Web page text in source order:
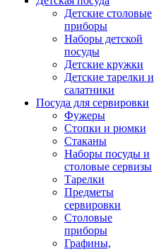
Детские столовые
приборы
Наборы детской
посуды
Детские кружки
Детские тарелки и
салатники
Посуда для сервировки
Фужеры
Стопки и рюмки
Стаканы
Наборы посуды и
столовые сервизы
Тарелки
Предметы
сервировки
Столовые
приборы
Графины,